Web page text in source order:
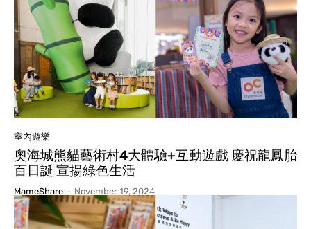
室內遊樂
奧海城熊貓藝術村4大體驗+互動遊戲 慶祝龍鳳胎
百日誕 宣揚綠色生活
MameShare - November 19, 2024